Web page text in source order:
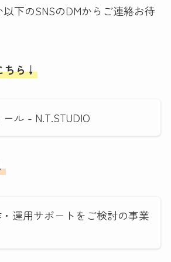
下のSNSのDMからご連絡お待
ちら↓
ル - N.T.STUDIO
運用サポートをご検討の事業